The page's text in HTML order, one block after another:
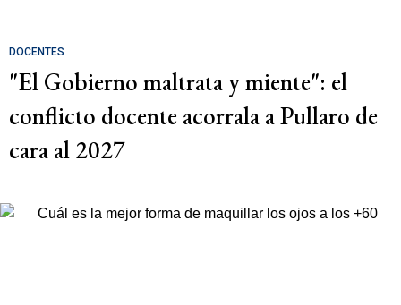
DOCENTES
"El Gobierno maltrata y miente": el
conflicto docente acorrala a Pullaro de
cara al 2027